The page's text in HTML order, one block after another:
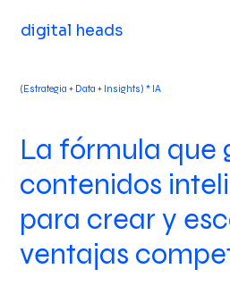
digital heads
(Estrategia + Data + Insights) * IA
La fórmula que
contenidos
para crear y
ventajas